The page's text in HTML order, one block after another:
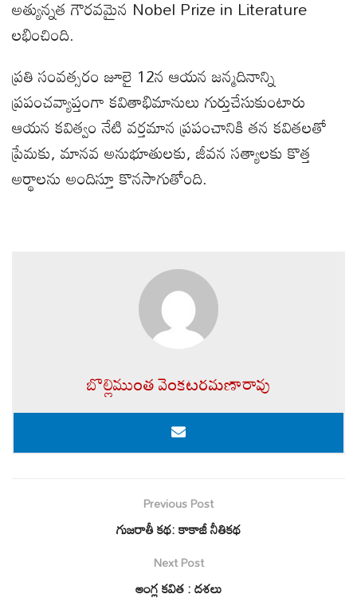
అత్యున్నత గౌరవమైన Nobel Prize in Literature
లభించింది.
ప్రతి సంవత్సరం జూలై 12న ఆయన జన్మదినాన్ని
ప్రపంచవ్యాప్తంగా కవితాభిమానులు గుర్తుచేసుకుంటారు
ఆయన కవిత్వం నేటి వర్తమాన ప్రపంచానికి తన కవితలతో
ప్రేమకు, మానవ అనుభూతులకు, జీవన సత్యాలకు కొత్త
అర్థాలను అందిస్తూ కొనసాగుతోంది.
బొల్లిముంత వెంకటరమణారావు
Previous Post
గుజరాతీ కథ: కాకాజీ నీతికథ
Next Post
ఆంగ్ల కవిత : దశలు